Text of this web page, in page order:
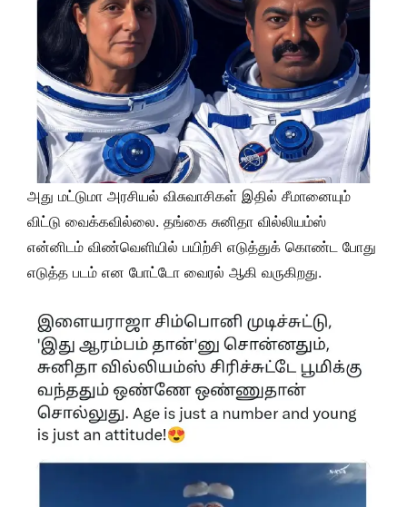
அது மட்டுமா அரசியல் விசுவாசிகள் இதில் சீமானையும்
விட்டு வைக்கவில்லை. தங்கை சுனிதா வில்லியம்ஸ்
என்னிடம் விண்வெளியில் பயிற்சி எடுத்துக் கொண்ட போது
எடுத்த படம் என போட்டோ வைரல் ஆகி வருகிறது.